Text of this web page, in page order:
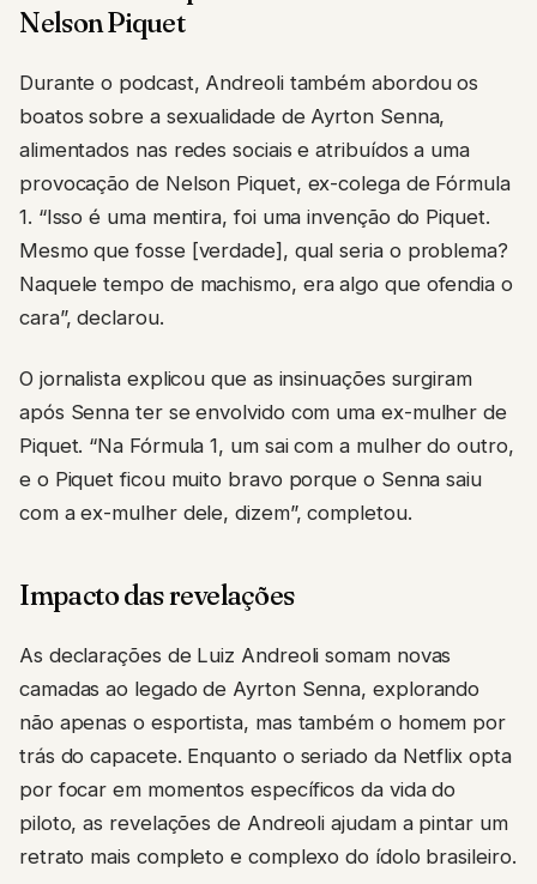
Nelson Piquet
Durante o podcast, Andreoli também abordou os
boatos sobre a sexualidade de Ayrton Senna,
alimentados nas redes sociais e atribuídos a uma
provocação de Nelson Piquet, ex-colega de Fórmula
1. “Isso é uma mentira, foi uma invenção do Piquet.
Mesmo que fosse [verdade], qual seria o problema?
Naquele tempo de machismo, era algo que ofendia o
cara”, declarou.
O jornalista explicou que as insinuações surgiram
após Senna ter se envolvido com uma ex-mulher de
Piquet. “Na Fórmula 1, um sai com a mulher do outro,
e o Piquet ficou muito bravo porque o Senna saiu
com a ex-mulher dele, dizem”, completou.
Impacto das revelações
As declarações de Luiz Andreoli somam novas
camadas ao legado de Ayrton Senna, explorando
não apenas o esportista, mas também o homem por
trás do capacete. Enquanto o seriado da Netflix opta
por focar em momentos específicos da vida do
piloto, as revelações de Andreoli ajudam a pintar um
retrato mais completo e complexo do ídolo brasileiro.